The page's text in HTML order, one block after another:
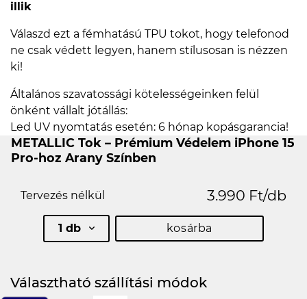
illik
Válaszd ezt a fémhatású TPU tokot, hogy telefonod
ne csak védett legyen, hanem stílusosan is nézzen
ki!
Általános szavatossági kötelességeinken felül
önként vállalt jótállás:
Led UV nyomtatás esetén: 6 hónap kopásgarancia!
METALLIC Tok – Prémium Védelem iPhone 15
Pro-hoz Arany Színben
Tervezés nélkül 3.990 Ft/db
1 db kosárba
Választható szállítási módok